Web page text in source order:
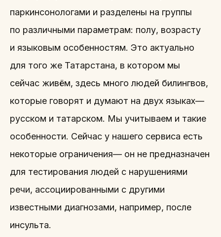
паркинсонологами и разделены на группы
по различными параметрам: полу, возрасту
и языковым особенностям. Это актуально
для того же Татарстана, в котором мы
сейчас живём, здесь много людей билингвов,
которые говорят и думают на двух языках—
русском и татарском. Мы учитываем и такие
особенности. Сейчас у нашего сервиса есть
некоторые ограничения— он не предназначен
для тестирования людей с нарушениями
речи, ассоциированными с другими
известными диагнозами, например, после
инсульта.